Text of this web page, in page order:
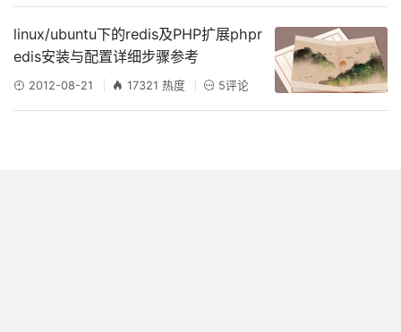
linux/ubuntu下的redis及PHP扩展phpr
edis安装与配置详细步骤参考
2012-08-21 17321 热度 5评论